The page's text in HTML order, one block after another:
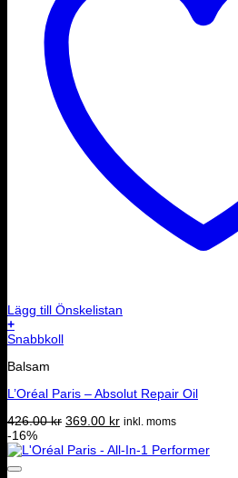
Lägg till Önskelistan
+
Snabbkoll
Balsam
L’Oréal Paris – Absolut Repair Oil
426.00kr Det
priset
369.00 krDet
priset
inkl. moms
-16%